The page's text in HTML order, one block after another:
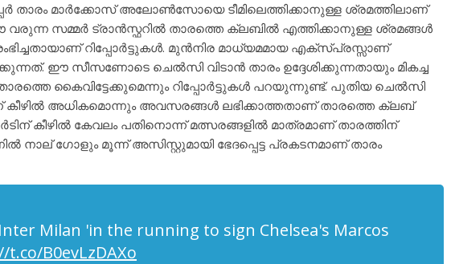
താരം മാർക്കോസ് അലോൺസോയെ ടീമിലെത്തിക്കാനുള്ള ശ്രമത്തിലാണ്
വരുന്ന സമ്മർ ട്രാൻസ്ഫറിൽ താരത്തെ ക്ലബിൽ എത്തിക്കാനുള്ള ശ്രമങ്ങൾ
റിപ്പോർട്ടുകൾ. മുൻനിര മാധ്യമമായ എക്സ്പ്രസ്സാണ്
ഈ സീസണോടെ ചെൽസി വിടാൻ താരം ഉദ്ദേശിക്കുന്നതായും മികച്ച
കൈവിട്ടേക്കുമെന്നും റിപ്പോർട്ടുകൾ പറയുന്നുണ്ട്. പുതിയ ചെൽസി
കീഴിൽ അധികമൊന്നും അവസരങ്ങൾ ലഭിക്കാത്തതാണ് താരത്തെ ക്ലബ്
കീഴിൽ കേവലം പതിനൊന്ന് മത്സരങ്ങളിൽ മാത്രമാണ് താരത്തിന്
ഗോളും മൂന്ന് അസിസ്റ്റുമായി ഭേദപ്പെട്ട പ്രകടനമാണ് താരം
Milan 'in the running to sign Chelsea's Marcos
B0evLzDAXo